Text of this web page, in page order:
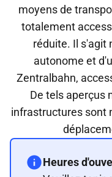
moyens de
totalement
réduite. Il s'agit
autonome et
Zentralbahn,
De tels aperçus
infrastructures sont
Heures